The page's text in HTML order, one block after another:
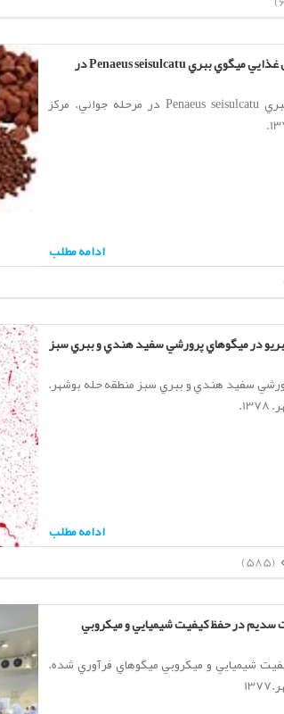
گزارش نهايي پروژه: بررسي تعيين فرمول غذايي ميگوي ببري Penaeus seisulcatu در
بررسي تعيين فرمول غذايي ميگوي ببري Penaeus seisulcatu در مرحله جواني. مركز
ادامه مطلب
در ميگوهاي پرورشي سفيد هندي و ببري سبز
سفيد هندي و ببري سبز منطقه حله بوشهر.
ادامه مطلب
(585)
سديم در حفظ كيفيت شيميايي و ميكروبي
شيميايي و ميكروبي ميگوهاي فرآوري شده.